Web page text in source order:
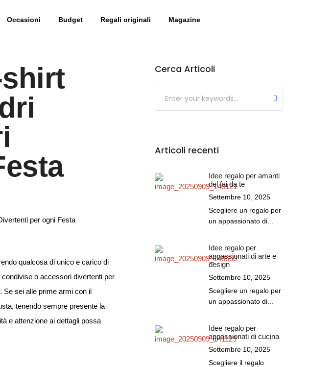
Occasioni Budget Regali originali Magazine
shirt
qualcosa di unico e carico di
o accessori divertenti per
Se sei alle prime armi con il
tenendo sempre presente la
e attenzione ai dettagli possa
Cerca Articoli
Submit
Articoli recenti
Idee regalo per amanti
del fai da te
Settembre 10, 2025
Scegliere un regalo per
un appassionato di...
Idee regalo per
appassionati di arte e
design
Settembre 10, 2025
Scegliere un regalo per
un appassionato di...
Idee regalo per
appassionati di cucina
Settembre 10, 2025
Scegliere il regalo